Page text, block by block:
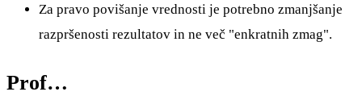
Za pravo povišanje vrednosti je potrebno zmanjšanje
razpršenosti rezultatov in ne več "enkratnih zmag".
Prof…